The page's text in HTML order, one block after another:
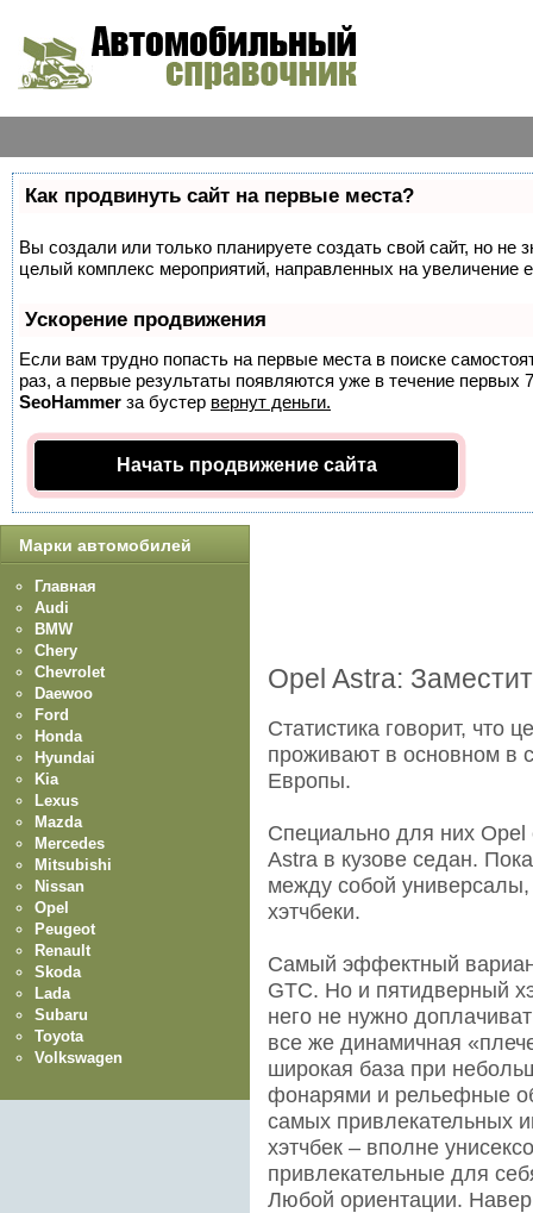
Как продвинуть сайт на первые места?
Вы создали или только планируете создать свой сайт, но не
целый комплекс мероприятий, направленных на увеличение
Ускорение продвижения
Если вам трудно попасть на первые места в поиске
раз, а первые результаты появляются уже в течение первых
SeoHammer за бустер вернут деньги.
Начать продвижение сайта
Opel Astra:
Статистика говорит, что
проживают в основном в
Европы.
Специально для них Opel
Astra в кузове седан.
между собой
хэтчбеки.
Самый эффектный
GTC. Но и пятидверный
него не нужно
все же динамичная
широкая база при
фонарями и рельефные
самых привлекательных
хэтчбек – вполне
привлекательные для
Любой ориентации.
Марки автомобилей
Главная
Audi
BMW
Chery
Chevrolet
Daewoo
Ford
Honda
Hyundai
Kia
Lexus
Mazda
Mercedes
Mitsubishi
Nissan
Opel
Peugeot
Renault
Skoda
Lada
Subaru
Toyota
Volkswagen